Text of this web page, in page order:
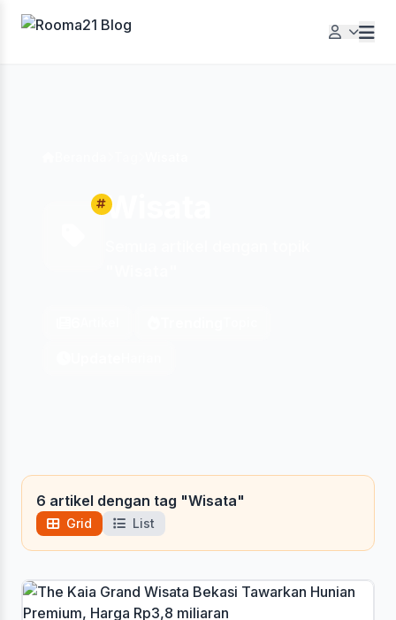
Wisata
6 artikel dengan tag "Wisata"
Grid List